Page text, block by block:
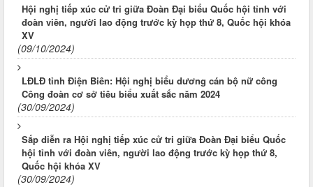
Hội nghị tiếp xúc cử tri giữa Đoàn Đại biểu Quốc hội tỉnh với
đoàn viên, người lao động trước kỳ họp thứ 8, Quốc hội khóa
XV
(09/10/2024)
LĐLĐ tỉnh Điện Biên: Hội nghị biểu dương cán bộ nữ công
Công đoàn cơ sở tiêu biểu xuất sắc năm 2024
(30/09/2024)
Sắp diễn ra Hội nghị tiếp xúc cử tri giữa Đoàn Đại biểu Quốc
hội tỉnh với đoàn viên, người lao động trước kỳ họp thứ 8,
Quốc hội khóa XV
(30/09/2024)